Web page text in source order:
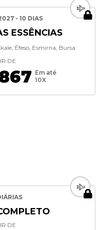
- 10 DIAS
ESSÊNCIAS
Éfeso, Esmirna, Bursa
DE
Em até
10X
DE